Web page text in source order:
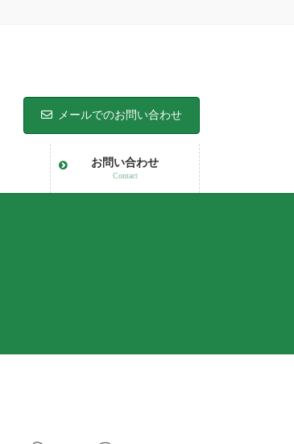
メールでのお問い合わせ
お問い合わせ
Contact